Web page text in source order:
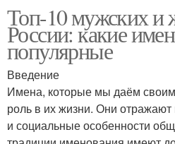
Топ-10 мужских и
России: какие
популярные
Введение
Имена, которые мы даём
роль в их жизни. Они отражают
и социальные особенности